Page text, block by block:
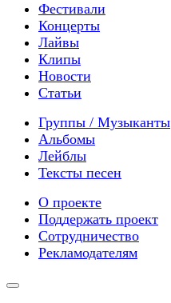
Фестивали
Концерты
Лайвы
Клипы
Новости
Статьи
Группы / Музыканты
Альбомы
Лейблы
Тексты песен
О проекте
Поддержать проект
Сотрудничество
Рекламодателям